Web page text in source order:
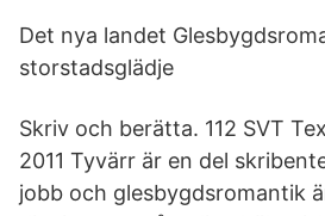
Det nya landet
storstadsglädje
Skriv och berätta. 112 SVT
2011 Tyvärr är en del
jobb och glesbygdsromantik